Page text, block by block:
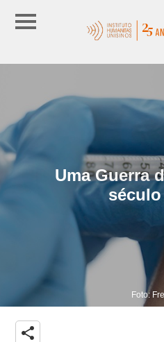
Uma Guerra
século
Foto:
share